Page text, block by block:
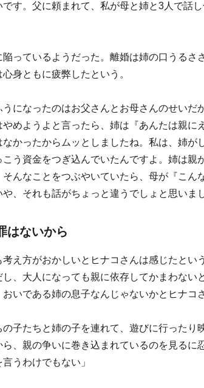
です。父に頼まれて、私が母と姉と3人で話
っているようだった。離婚は姉の口うるさ
身ともに疲弊したという。
うになったのはお父さんとお母さんのせい
めようよと言ったら、姉は『あんたは親に
なかったからムッとしましたね。私は、姉が
こう資金をつぎ込んでいたんですよ。姉は親
んなことをつぶやいていたら、母が『こん
、それも話がちょっと違うでしょと思いま
はないから
え方がおかしいとヒナコさんは感じたとい
、大人になっても親に依存してかまわない
おいである姉の息子なんじゃないかとヒナコ
の子たちと姉の子を連れて、遊びに行った
ら、親の争いに巻き込まれているのを見るに
うわけでもない」